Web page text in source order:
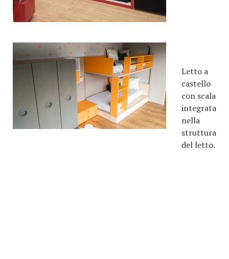
Letto a
castello
con scala
integrata
nella
struttura
del letto.